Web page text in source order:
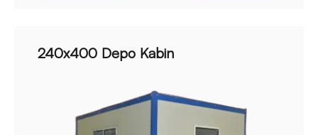
240x400 Depo Kabin